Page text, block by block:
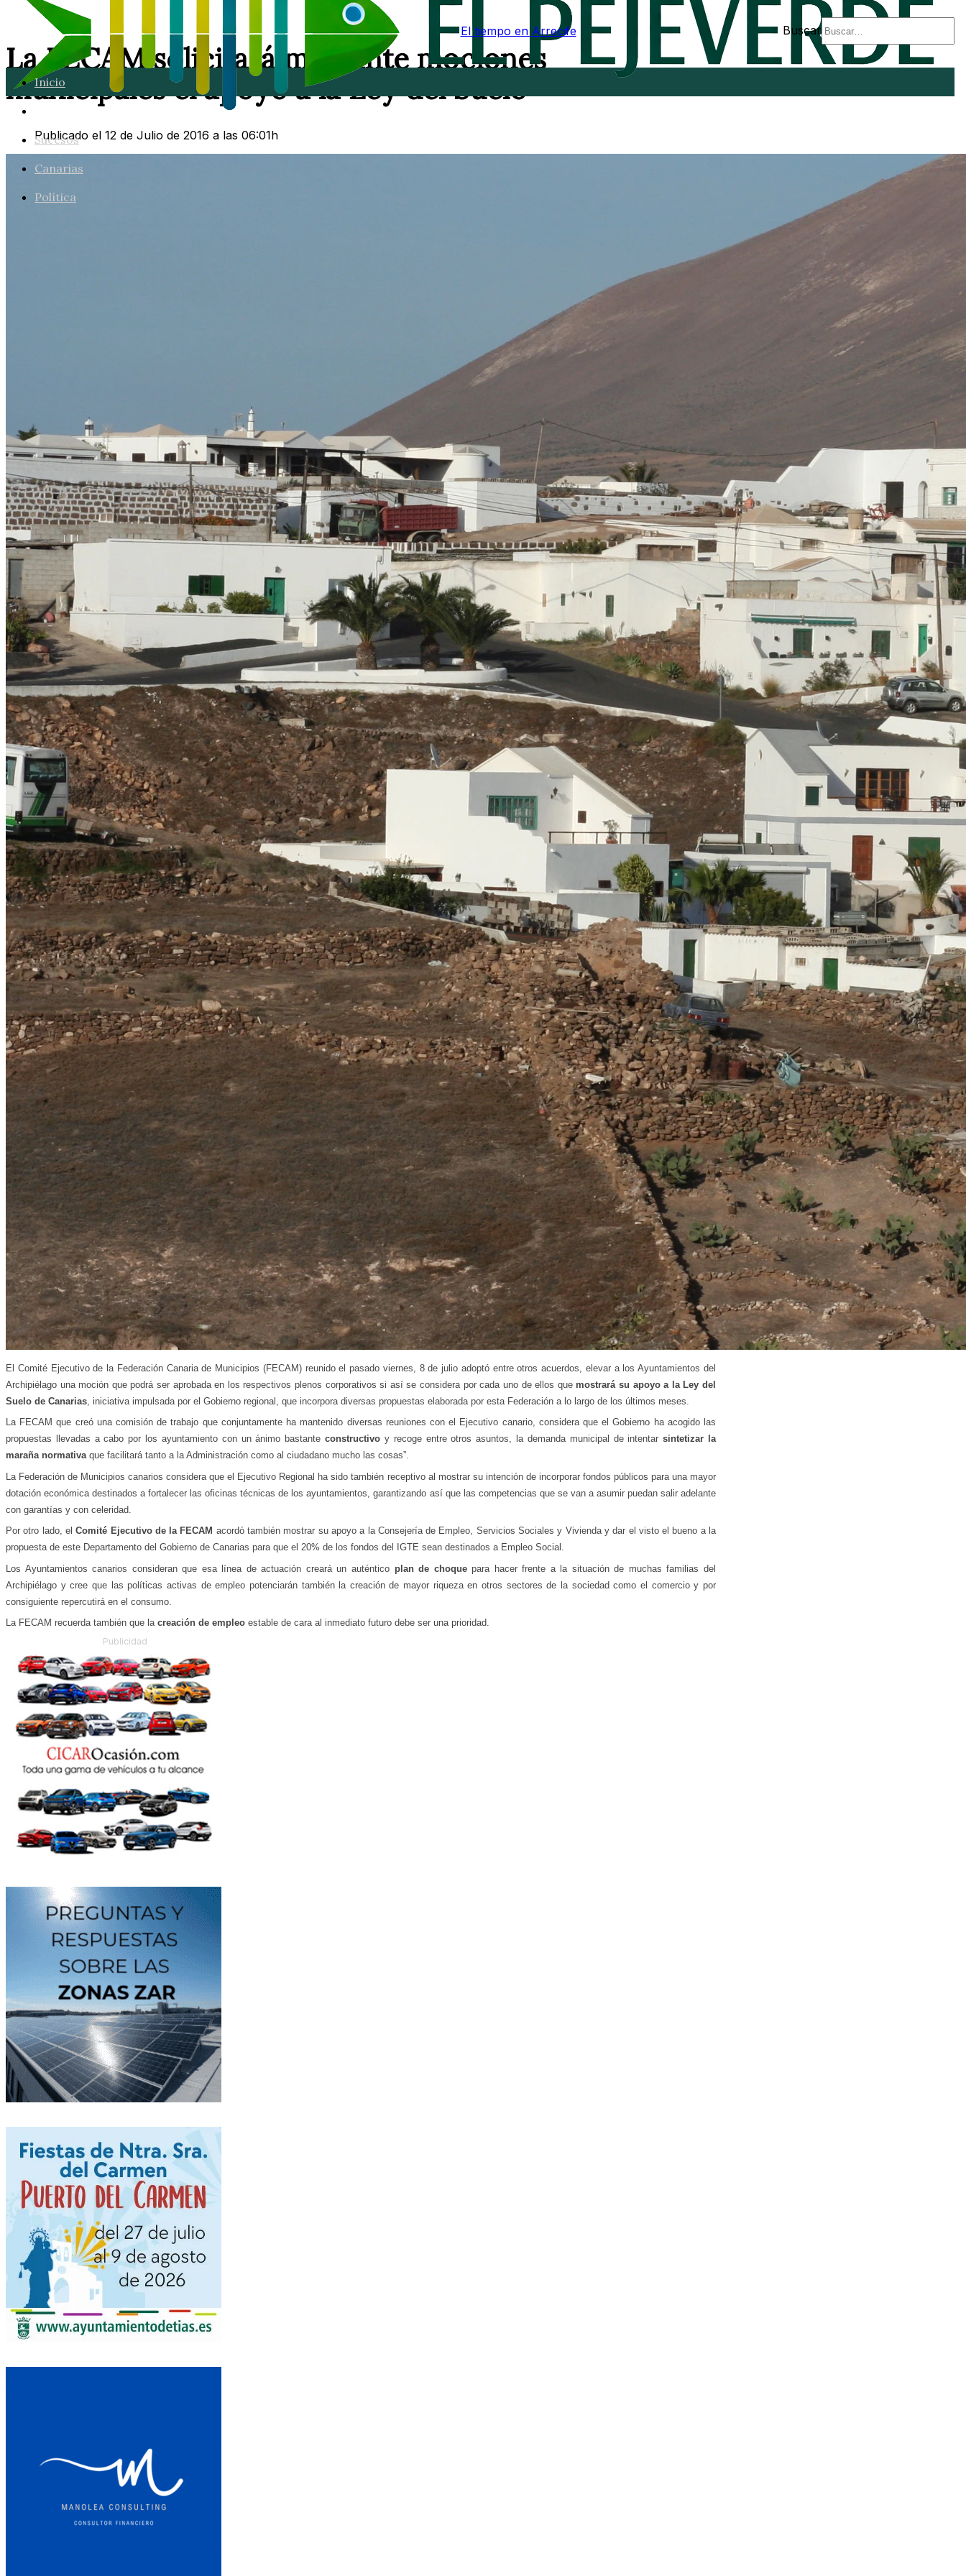
El tiempo en Arrecife Buscar
Inicio
Sucesos
Canarias
Política
La FECAM solicitará mediante mociones
municipales el apoyo a la Ley del Suelo
Publicado el 12 de Julio de 2016 a las 06:01h
El Comité Ejecutivo de la Federación Canaria de Municipios (FECAM) reunido el pasado viernes, 8 de julio adoptó entre otros acuerdos, elevar a los Ayuntamientos del
Archipiélago una moción que podrá ser aprobada en los respectivos plenos corporativos si así se considera por cada uno de ellos que mostrará su apoyo a la Ley del
Suelo de Canarias , iniciativa impulsada por el Gobierno regional, que incorpora diversas propuestas elaborada por esta Federación a lo largo de los últimos meses.
La FECAM que creó una comisión de trabajo que conjuntamente ha mantenido diversas reuniones con el Ejecutivo canario, considera que el Gobierno ha acogido las
propuestas llevadas a cabo por los ayuntamiento con un ánimo bastanteconstructivo y recoge entre otros asuntos, la demanda municipal de intentar sintetizar la
maraña normativaque facilitará tanto a la Administración como al ciudadano mucho las cosas”.
La Federación de Municipios canarios considera que el Ejecutivo Regional ha sido también receptivo al mostrar su intención de incorporar fondos públicos para una mayor
dotación económica destinados a fortalecer las oficinas técnicas de los ayuntamientos, garantizando así que las competencias que se van a asumir puedan salir adelante
con garantías y con celeridad.
Por otro lado, elComité Ejecutivo de la FECAM acordó también mostrar su apoyo a la Consejería de Empleo, Servicios Sociales y Vivienda y dar el visto el bueno a la
propuesta de este Departamento del Gobierno de Canarias para que el 20% de los fondos del IGTE sean destinados a Empleo Social.
Los Ayuntamientos canarios consideran que esa línea de actuación creará un auténtico plan de choquepara hacer frente a la situación de muchas familias del
Archipiélago y cree que las políticas activas de empleo potenciarán también la creación de mayor riqueza en otros sectores de la sociedad como el comercio y por
consiguiente repercutirá en el consumo.
La FECAM recuerda también que la creación de empleo estable de cara al inmediato futuro debe ser una prioridad.
Publicidad